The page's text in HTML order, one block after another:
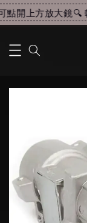
開上方放大鏡🔍